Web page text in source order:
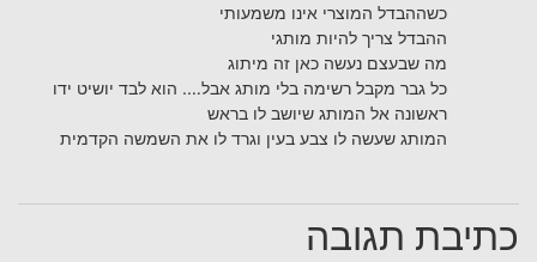
כשההבדל המוצרי אינו משמעותי
ההבדל צריך להיות מותגי
מה שבעצם נעשה כאן זה מיתוג
כל גבר מקבל רשימה בלי מותג אבל…. הוא לבד יושיט ידו
ראשונה אל המותג שיושב לו בראש
המותג שעשה לו צבע בעין וגרד לו את השמשה הקדמית
כתיבת תגובה